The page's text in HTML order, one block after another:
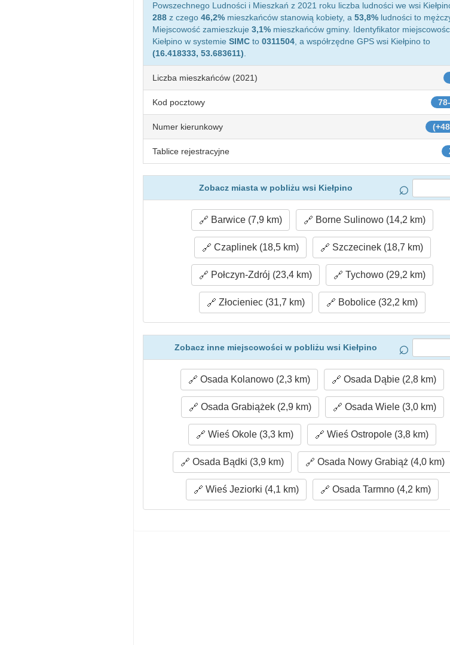
Powszechnego Ludności i Mieszkań z 2021 roku liczba ludności we wsi
288 z czego 46,2% mieszkańców stanowią kobiety, a 53,8% ludności to
Miejscowość zamieszkuje 3,1% mieszkańców gminy. Identyfikator
Kiełpino w systemie SIMC to 0311504 , a współrzędne GPS wsi Kiełpino to
(16.418333, 53.683611)
Liczba mieszkańców (2021)
Kod pocztowy
Numer kierunkowy
Tablice rejestracyjne
Zobacz miasta w pobliżu wsi Kiełpino
Barwice (7,9 km) Borne Sulinowo (14,2 km)
Czaplinek (18,5 km) Szczecinek (18,7 km)
Połczyn-Zdrój (23,4 km) Tychowo (29,2 km)
Złocieniec (31,7 km) Bobolice (32,2 km)
Zobacz inne miejscowości w pobliżu wsi Kiełpino
Osada Kolanowo (2,3 km) Osada Dąbie (2,8 km)
Osada Grabiążek (2,9 km) Osada Wiele (3,0 km)
Wieś Okole (3,3 km) Wieś Ostropole (3,8 km)
Osada Bądki (3,9 km) Osada Nowy Grabiąż (4,0 km)
Wieś Jeziorki (4,1 km) Osada Tarmno (4,2 km)